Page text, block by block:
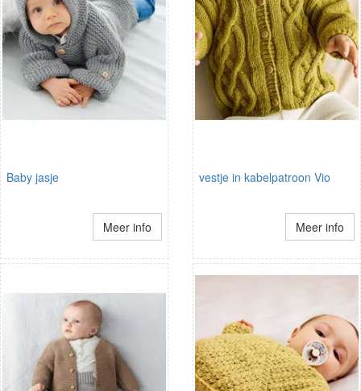
Baby jasje
Meer info
vestje in kabelpatroon Vio
Meer info